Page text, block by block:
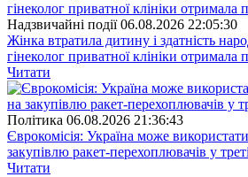
Надзвичайні події 06.08.2026 22:05:30
Жінка втратила дитину і здатність
гінеколог приватної клініки отримала
Читати
Полiтика 06.08.2026 21:36:43
Єврокомісія: Україна може
закупівлю ракет-перехоплювачів у
Читати